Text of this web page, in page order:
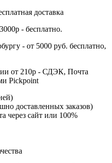
доставка
- бесплатно.
- от 5000 руб. бесплатно,
от 210р - СДЭК, Почта
Pickpoint
доставленных заказов)
через сайт или 100%